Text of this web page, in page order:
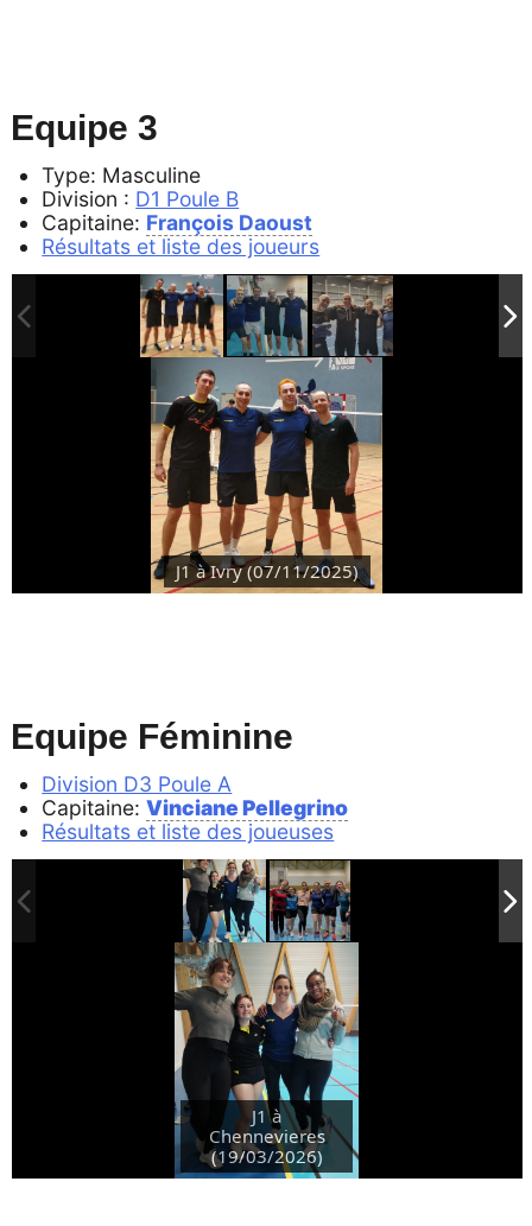
Equipe 3
Type: Masculine
Division : D1 Poule B
Capitaine: François Daoust
Résultats et liste des joueurs
J1 à Ivry (07/11/2025)
Equipe Féminine
Division D3 Poule A
Capitaine:Vinciane Pellegrino
Résultats et liste des joueuses
J1 à
Chennevieres
(19/03/2026)